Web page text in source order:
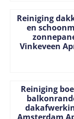
Reiniging
en
Vinkeveen
Reiniging